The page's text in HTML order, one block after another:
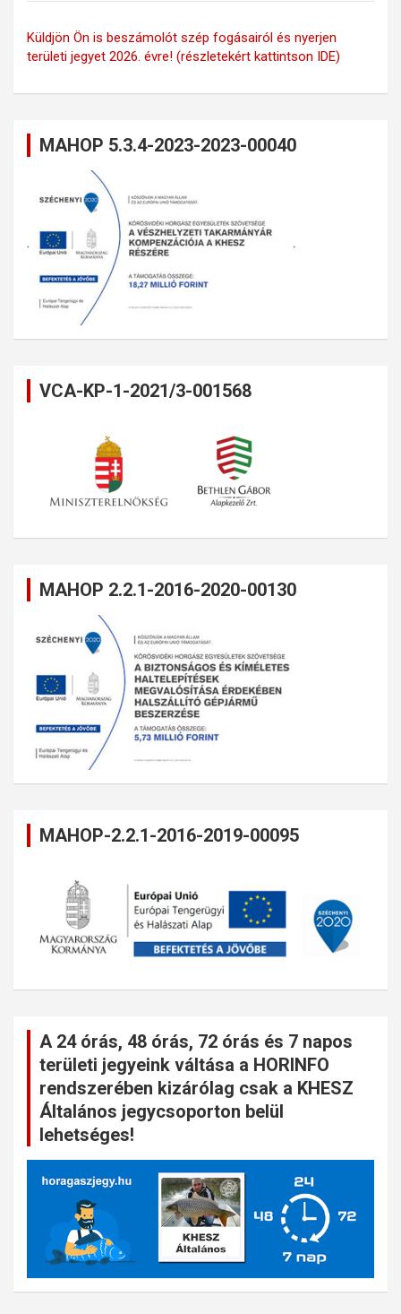
Küldjön Ön is beszámolót szép fogásairól és nyerjen
területi jegyet 2026. évre! (részletekért kattintson IDE)
MAHOP 5.3.4-2023-2023-00040
VCA-KP-1-2021/3-001568
MAHOP 2.2.1-2016-2020-00130
MAHOP-2.2.1-2016-2019-00095
A 24 órás, 48 órás, 72 órás és 7 napos
területi jegyeink váltása a HORINFO
rendszerében kizárólag csak a KHESZ
Általános jegycsoporton belül
lehetséges!